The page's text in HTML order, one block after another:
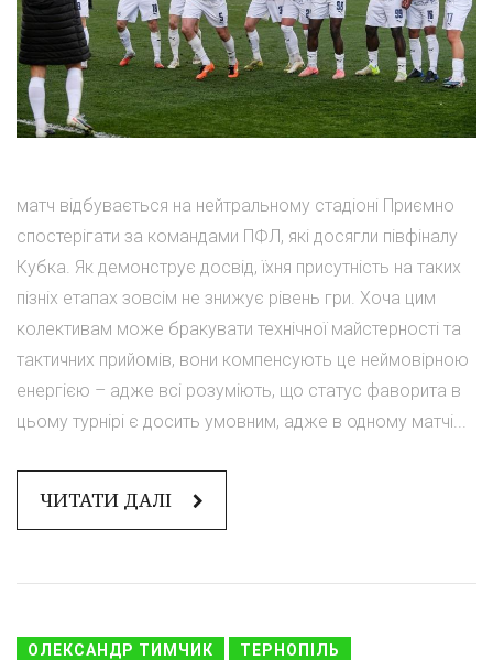
матч відбувається на нейтральному стадіоні Приємно
спостерігати за командами ПФЛ, які досягли півфіналу
Кубка. Як демонструє досвід, їхня присутність на таких
пізніх етапах зовсім не знижує рівень гри. Хоча цим
колективам може бракувати технічної майстерності та
тактичних прийомів, вони компенсують це неймовірною
енергією – адже всі розуміють, що статус фаворита в
цьому турнірі є досить умовним, адже в одному матчі...
ЧИТАТИ ДАЛІ
ОЛЕКСАНДР ТИМЧИК ТЕРНОПІЛЬ